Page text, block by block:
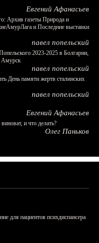
Евгений Афанасьев
Архив газеты Природа и
и Последние выставки
павел попельский
2023-2025 в Болгарии,
Амурск
павел попельский
День памяти жертв сталинских
павел попельский
Евгений Афанасьев
и что делать?
Олег Паньков
для пациентов психдиспансера